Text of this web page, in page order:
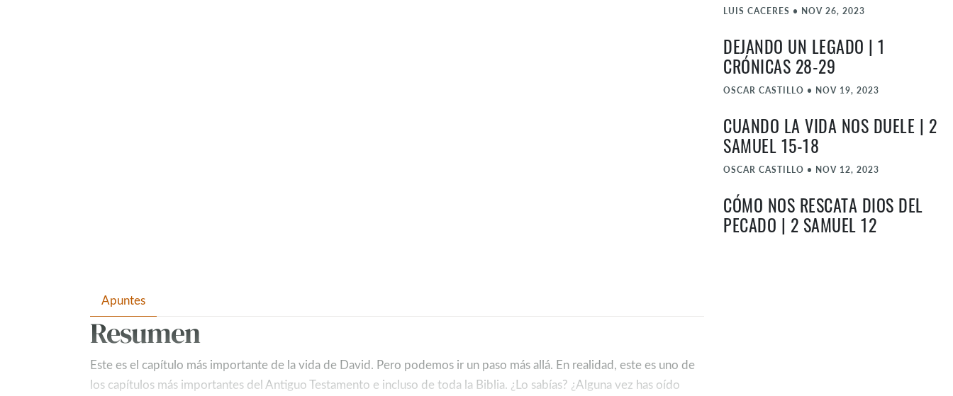
LUIS CACERES • NOV 26, 2023
DEJANDO UN LEGADO | 1
CRÓNICAS 28-29
OSCAR CASTILLO • NOV 19, 2023
CUANDO LA VIDA NOS DUELE | 2
SAMUEL 15-18
OSCAR CASTILLO • NOV 12, 2023
CÓMO NOS RESCATA DIOS DEL
PECADO | 2 SAMUEL 12
Apuntes
Resumen
Este es el capítulo más importante de la vida de David. Pero podemos ir un paso más allá. En realidad, este es uno de
los capítulos más importantes del Antiguo Testamento e incluso de toda la Biblia. ¿Lo sabías? ¿Alguna vez has oído